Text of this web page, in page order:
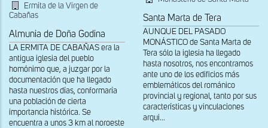
Ermita de la Virgen de
Cabañas
Almunia de Doña Godina
LA ERMITA DE CABAÑAS era la
antigua iglesia del pueblo
homónimo que, a juzgar por la
documentación que ha llegado
hasta nuestros días, conformaría
una población de cierta
importancia histórica. Se
encuentra a unos 3 km al noroeste
Santa Marta de Tera
AUNQUE DEL PASADO
MONÁSTICO de Santa Marta de
Tera sólo la iglesia ha llegado
hasta nosotros, nos encontramos
ante uno de los edificios más
emblemáticos del románico
provincial y regional, tanto por sus
características y vinculaciones
arqui...